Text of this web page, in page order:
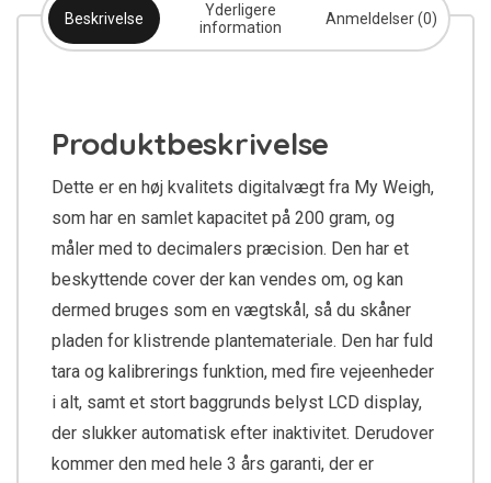
Beskrivelse
Yderligere
information
Anmeldelser (0)
Produktbeskrivelse
Dette er en høj kvalitets digitalvægt fra My Weigh,
som har en samlet kapacitet på 200 gram, og
måler med to decimalers præcision. Den har et
beskyttende cover der kan vendes om, og kan
dermed bruges som en vægtskål, så du skåner
pladen for klistrende plantemateriale. Den har fuld
tara og kalibrerings funktion, med fire vejeenheder
i alt, samt et stort baggrunds belyst LCD display,
der slukker automatisk efter inaktivitet. Derudover
kommer den med hele 3 års garanti, der er